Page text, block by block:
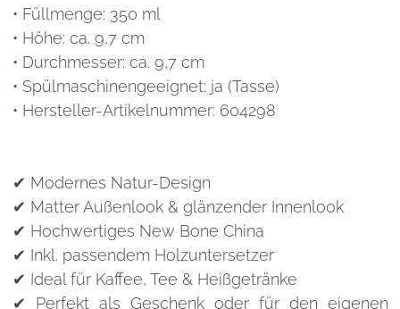
• Füllmenge: 350 ml
• Höhe: ca. 9,7 cm
• Durchmesser: ca. 9,7 cm
• Spülmaschinengeeignet: ja (Tasse)
• Hersteller-Artikelnummer: 604298
✔ Modernes Natur-Design
✔ Matter Außenlook & glänzender Innenlook
✔ Hochwertiges New Bone China
✔ Inkl. passendem Holzuntersetzer
✔ Ideal für Kaffee, Tee & Heißgetränke
✔ Perfekt als Geschenk oder für den eigenen